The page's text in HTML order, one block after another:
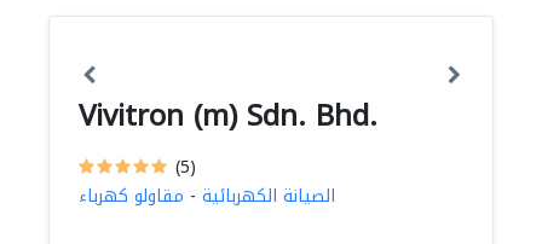
Vivitron (m) Sdn. Bhd.
(5)
الصيانة الكهربائية - مقاولو كهرباء